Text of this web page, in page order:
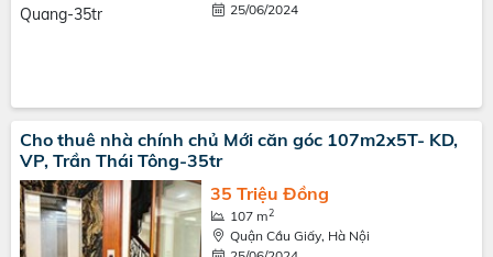
25/06/2024
Cho thuê nhà chính chủ Mới căn góc 107m2x5T- KD,
VP, Trần Thái Tông-35tr
35 Triệu Đồng
107 m2
Quận Cầu Giấy, Hà Nội